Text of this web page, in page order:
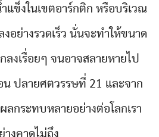
แข็งในเขตอาร์กติก หรือบริเวณ
อย่างรวดเร็ว นั่นจะทำให้ขนาด
ลงเรื่อยๆ จนอาจสลายหายไป
น ปลายศตวรรษที่ 21 และจาก
กระทบหลายอย่างต่อโลกเรา
างคาดไม่ถึง